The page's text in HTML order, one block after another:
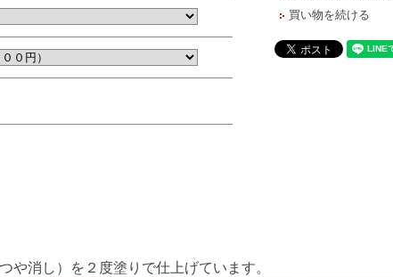
買い物を続ける
や消し）を２度塗りで仕上げています。